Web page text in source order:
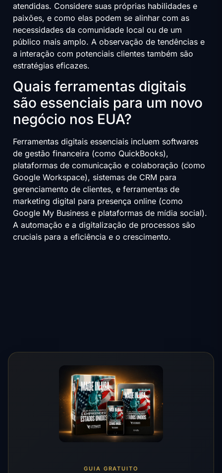
atendidas. Considere suas próprias habilidades e
paixões, e como elas podem se alinhar com as
necessidades da comunidade local ou de um
público mais amplo. A observação de tendências e
a interação com potenciais clientes também são
estratégias eficazes.
Quais ferramentas digitais
são essenciais para um novo
negócio nos EUA?
Ferramentas digitais essenciais incluem softwares
de gestão financeira (como QuickBooks),
plataformas de comunicação e colaboração (como
Google Workspace), sistemas de CRM para
gerenciamento de clientes, e ferramentas de
marketing digital para presença online (como
Google My Business e plataformas de mídia social).
A automação e a digitalização de processos são
cruciais para a eficiência e o crescimento.
GUIA GRATUITO